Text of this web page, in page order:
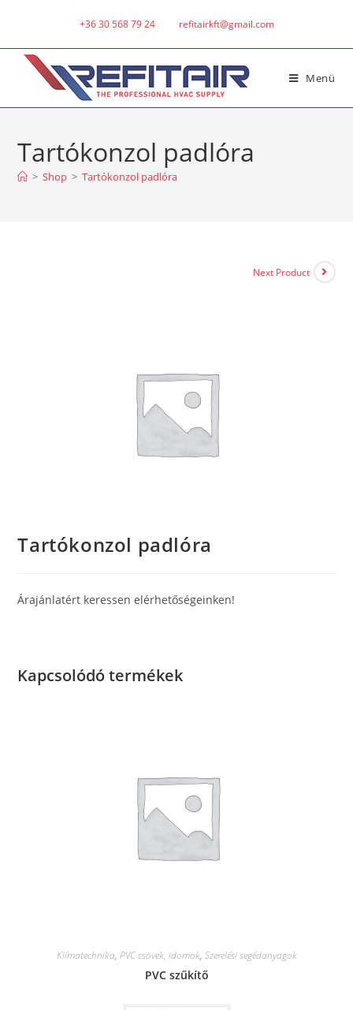
+36 30 568 79 24 refitairkft@gmail.com
Menü
Tartókonzol padlóra
> Shop > Tartókonzol padlóra
Next Product
Tartókonzol padlóra
Árajánlatért keressen elérhetőségeinken!
Kapcsolódó termékek
Klímatechnika, PVC csövek, idomok, Szerelési segédanyagok
PVC szűkítő